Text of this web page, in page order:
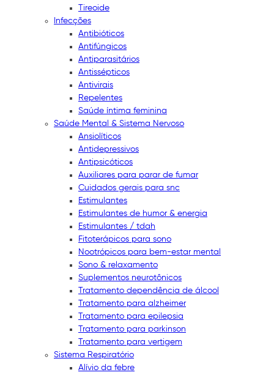
Tireoide
Infecções
Antibióticos
Antifúngicos
Antiparasitários
Antissépticos
Antivirais
Repelentes
Saúde íntima feminina
Saúde Mental & Sistema Nervoso
Ansiolíticos
Antidepressivos
Antipsicóticos
Auxiliares para parar de fumar
Cuidados gerais para snc
Estimulantes
Estimulantes de humor & energia
Estimulantes / tdah
Fitoterápicos para sono
Nootrópicos para bem-estar mental
Sono & relaxamento
Suplementos neurotônicos
Tratamento dependência de álcool
Tratamento para alzheimer
Tratamento para epilepsia
Tratamento para parkinson
Tratamento para vertigem
Sistema Respiratório
Alívio da febre